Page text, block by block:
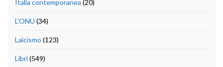
Italia contemporanea (20)
L'ONU (34)
Laicismo (123)
Libri(549)